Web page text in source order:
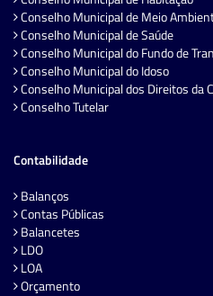
Conselho Municipal de Meio
Conselho Municipal de Saúde
Conselho Municipal do Fundo de
Conselho Municipal do Idoso
Conselho Municipal dos Direitos da
Conselho Tutelar
Contabilidade
Balanços
Contas Públicas
Balancetes
LDO
LOA
Orçamento